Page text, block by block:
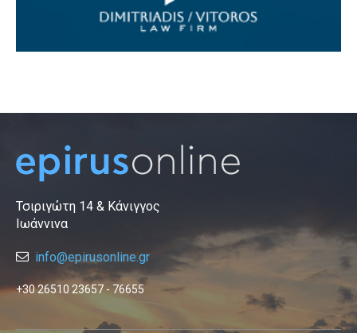
Τσιριγώτη 14 & Κάνιγγος
Ιωάννινα
info@epirusonline.gr
+30 26510 23657 - 76655